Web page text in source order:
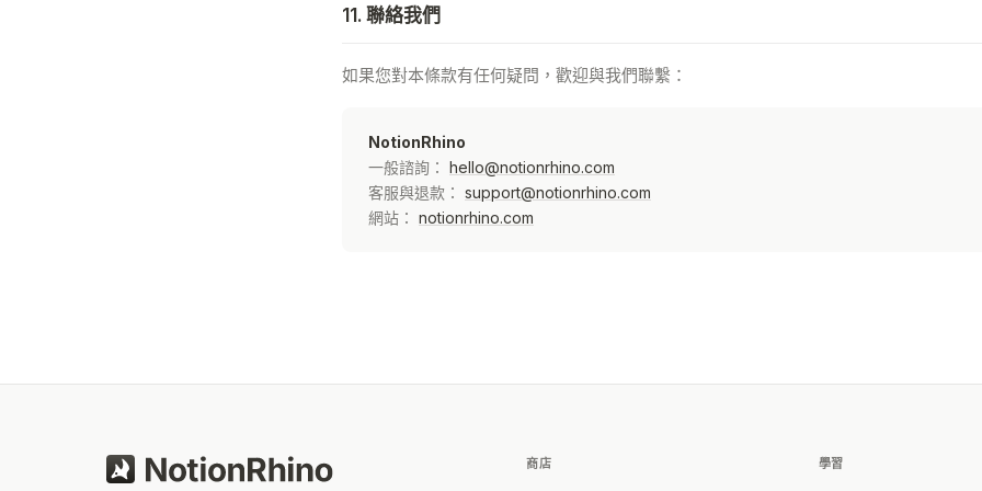
11. 聯絡我們
如果您對本條款有任何疑問，歡迎與我們聯繫：
NotionRhino
一般諮詢： hello@notionrhino.com
客服與退款： support@notionrhino.com
網站： notionrhino.com
商店 學習